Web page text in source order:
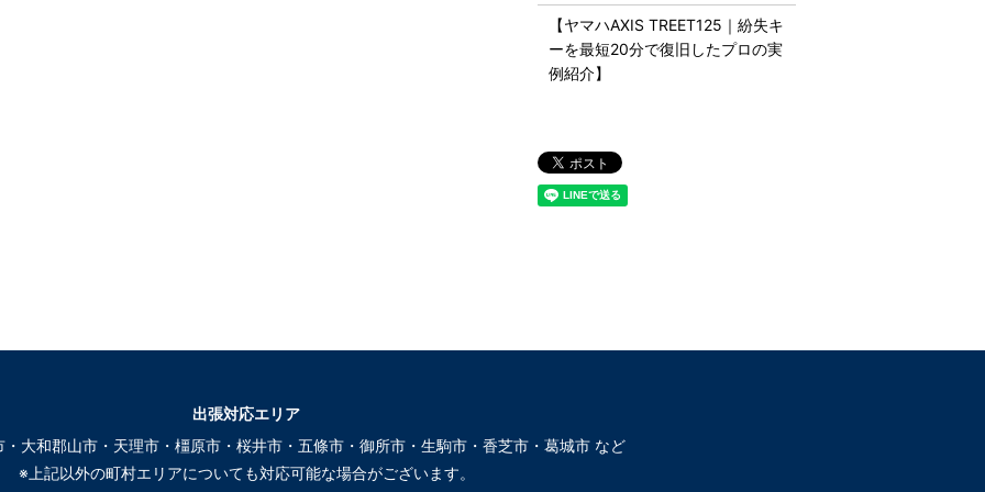
【ヤマハAXIS TREET125｜紛失キ
ーを最短20分で復旧したプロの実
例紹介】
出張対応エリア
・大和郡山市・天理市・橿原市・桜井市・五條市・御所市・生駒市・香芝市・葛城市 など
※上記以外の町村エリアについても対応可能な場合がございます。